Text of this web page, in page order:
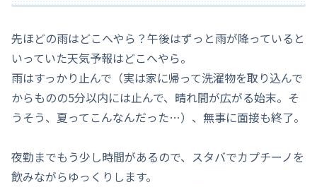
先ほどの雨はどこへやら？午後はずっと雨が降っていると
いっていた天気予報はどこへやら。
雨はすっかり止んで （実は家に帰って洗濯物を取り込んで
からものの5分以内には止んで、晴れ間が広がる始末。そ
うそう、夏ってこんなんだった…） 、無事に面接も終了。
夜勤までもう少し時間があるので、スタバでカプチーノを
飲みながらゆっくりします。